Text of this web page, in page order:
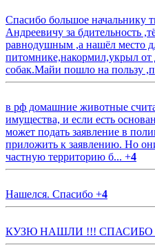
Спасибо большое
Андреевичу за бдительность
равнодушным ,а нашёл место
питомнике,накормил,укрыл от
собак.Майи пошло на пользу
в рф домашние животные
имущества, и если есть
может подать заявление в
приложить к заявлению. Но
частную территорию б... +4
Нашелся. Спасибо +4
КУЗЮ НАШЛИ !!!